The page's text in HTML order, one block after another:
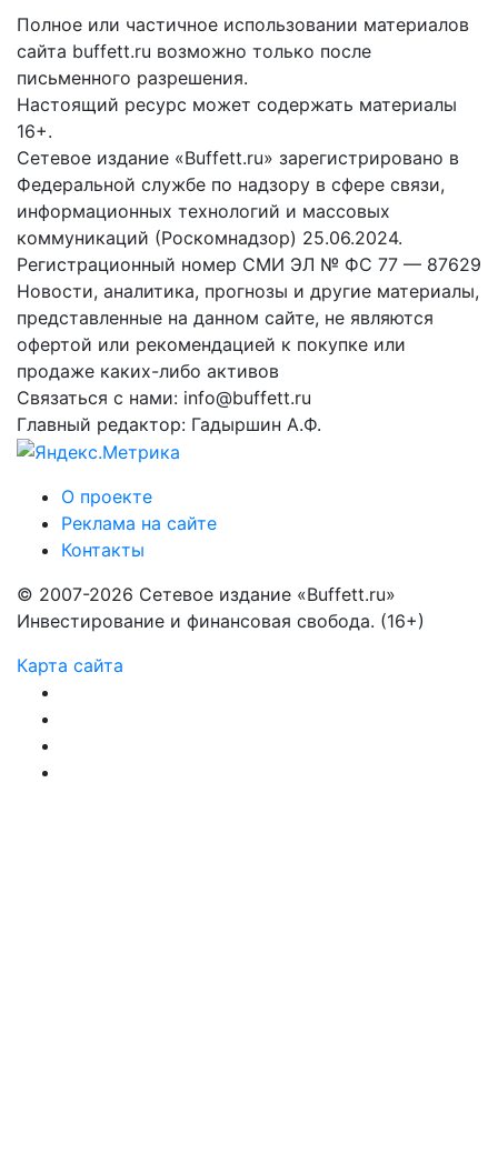
Полное или частичное использовании материалов
сайта buffett.ru возможно только после
письменного разрешения.
Настоящий ресурс может содержать материалы
16+.
Сетевое издание «Buffett.ru» зарегистрировано в
Федеральной службе по надзору в сфере связи,
информационных технологий и массовых
коммуникаций (Роскомнадзор) 25.06.2024.
Регистрационный номер СМИ ЭЛ № ФС 77 — 87629
Новости, аналитика, прогнозы и другие материалы,
представленные на данном сайте, не являются
офертой или рекомендацией к покупке или
продаже каких-либо активов
Связаться с нами: info@buffett.ru
Главный редактор: Гадыршин А.Ф.
О проекте
Реклама на сайте
Контакты
© 2007-2026 Сетевое издание «Buffett.ru»
Инвестирование и финансовая свобода. (16+)
Карта сайта